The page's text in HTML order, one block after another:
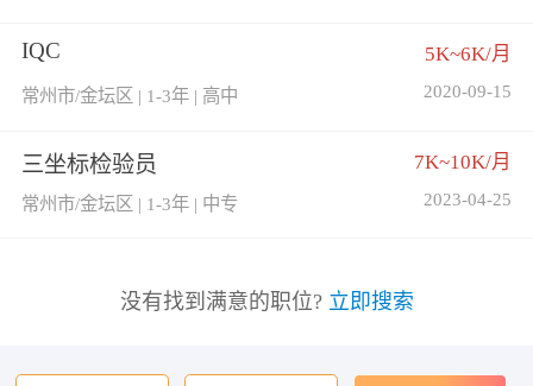
IQC 5K~6K/月
常州市/金坛区 | 1-3年 | 高中 2020-09-15
三坐标检验员 7K~10K/月
常州市/金坛区 | 1-3年 | 中专 2023-04-25
没有找到满意的职位? 立即搜索